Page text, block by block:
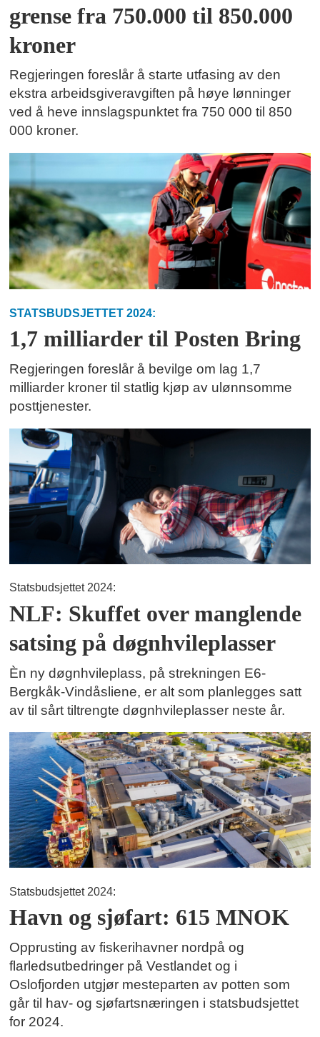
grense fra 750.000 til 850.000
kroner
Regjeringen foreslår å starte utfasing av den
ekstra arbeidsgiveravgiften på høye lønninger
ved å heve innslagspunktet fra 750 000 til 850
000 kroner.
STATSBUDSJETTET 2024:
1,7 milliarder til Posten Bring
Regjeringen foreslår å bevilge om lag 1,7
milliarder kroner til statlig kjøp av ulønnsomme
posttjenester.
Statsbudsjettet 2024:
NLF: Skuffet over manglende
satsing på døgnhvileplasser
Èn ny døgnhvileplass, på strekningen E6-
Bergkåk-Vindåsliene, er alt som planlegges satt
av til sårt tiltrengte døgnhvileplasser neste år.
Statsbudsjettet 2024:
Havn og sjøfart: 615 MNOK
Opprusting av fiskerihavner nordpå og
flarledsutbedringer på Vestlandet og i
Oslofjorden utgjør mesteparten av potten som
går til hav- og sjøfartsnæringen i statsbudsjettet
for 2024.